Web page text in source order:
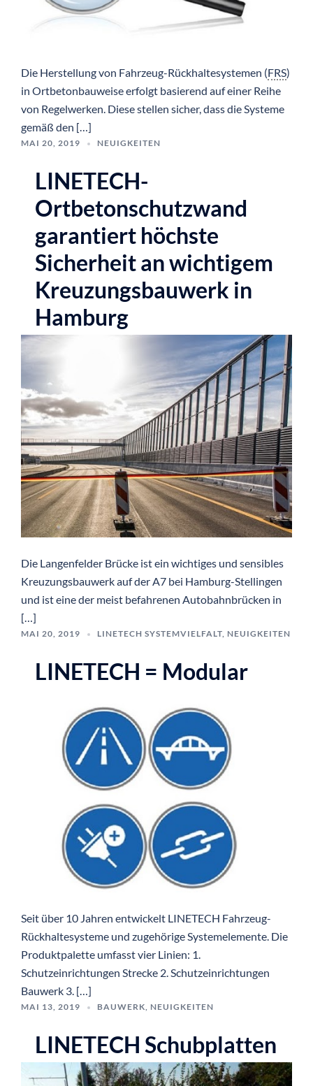
Die Herstellung von Fahrzeug-Rückhaltesystemen (FRS)
in Ortbetonbauweise erfolgt basierend auf einer Reihe
von Regelwerken. Diese stellen sicher, dass die Systeme
gemäß den […]
MAI 20, 2019 NEUIGKEITEN
LINETECH-
Ortbetonschutzwand
garantiert höchste
Sicherheit an wichtigem
Kreuzungsbauwerk in
Hamburg
Die Langenfelder Brücke ist ein wichtiges und sensibles
Kreuzungsbauwerk auf der A7 bei Hamburg-Stellingen
und ist eine der meist befahrenen Autobahnbrücken in
[…]
MAI 20, 2019 LINETECH SYSTEMVIELFALT, NEUIGKEITEN
LINETECH = Modular
Seit über 10 Jahren entwickelt LINETECH Fahrzeug-
Rückhaltesysteme und zugehörige Systemelemente. Die
Produktpalette umfasst vier Linien: 1.
Schutzeinrichtungen Strecke 2. Schutzeinrichtungen
Bauwerk 3. […]
MAI 13, 2019 BAUWERK, NEUIGKEITEN
LINETECH Schubplatten